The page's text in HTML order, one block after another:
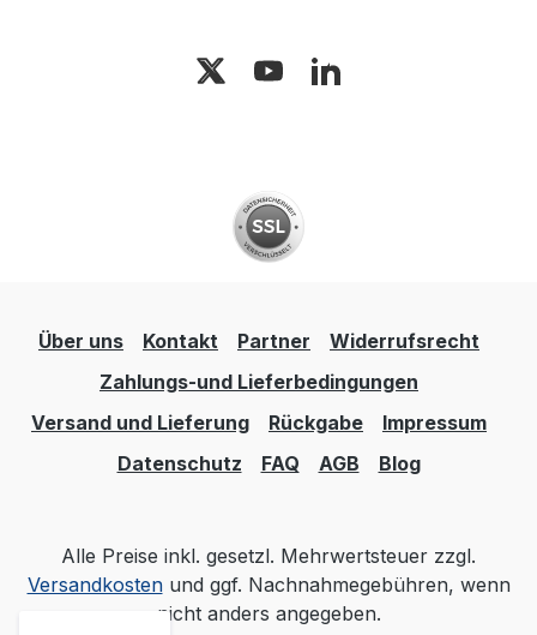
Über uns Kontakt Partner
Widerrufsrecht
Zahlungs-und Lieferbedingungen
Versand und Lieferung
Rückgabe
Impressum
Datenschutz
FAQ AGB Blog
Alle Preise inkl. gesetzl. Mehrwertsteuer zzgl.
Versandkostenund ggf. Nachnahmegebühren, wenn
nicht anders angegeben.